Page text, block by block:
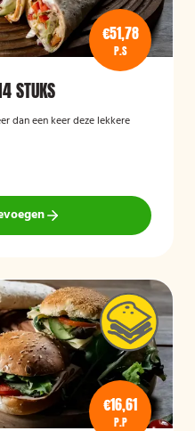
€51,78
P.S
STUKS
dan een keer deze lekkere
€16,61
P.P